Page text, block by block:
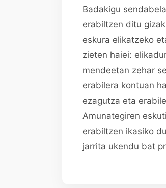
Badakigu
erabiltzen ditu
eskura elikatzeko
zieten haiei:
mendeetan zehar
erabilera kontuan
ezagutza eta
Amunategiren
erabiltzen ikasiko
jarrita ukendu bat